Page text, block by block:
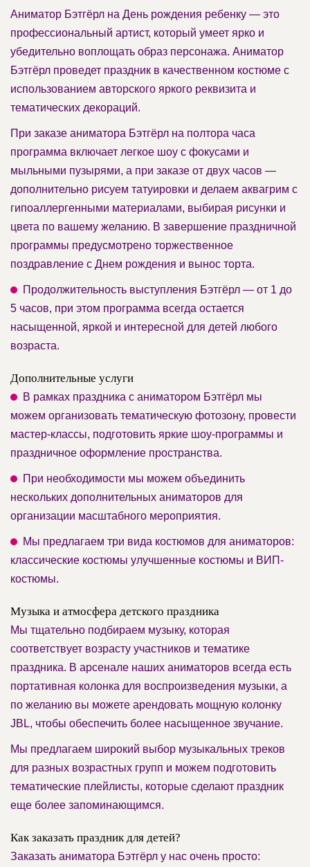
Аниматор Бэтгёрл на День рождения ребенку — это
профессиональный артист, который умеет ярко и
убедительно воплощать образ персонажа. Аниматор
Бэтгёрл проведет праздник в качественном костюме с
использованием авторского яркого реквизита и
тематических декораций.
При заказе аниматора Бэтгёрл на полтора часа
программа включает легкое шоу с фокусами и
мыльными пузырями, а при заказе от двух часов —
дополнительно рисуем татуировки и делаем аквагрим с
гипоаллергенными материалами, выбирая рисунки и
цвета по вашему желанию. В завершение праздничной
программы предусмотрено торжественное
поздравление с Днем рождения и вынос торта.
Продолжительность выступления Бэтгёрл — от 1 до
5 часов, при этом программа всегда остается
насыщенной, яркой и интересной для детей любого
возраста.
Дополнительные услуги
В рамках праздника с аниматором Бэтгёрл мы
можем организовать тематическую фотозону, провести
мастер-классы, подготовить яркие шоу-программы и
праздничное оформление пространства.
При необходимости мы можем объединить
нескольких дополнительных аниматоров для
организации масштабного мероприятия.
Мы предлагаем три вида костюмов для аниматоров:
классические костюмы улучшенные костюмы и ВИП-
костюмы.
Музыка и атмосфера детского праздника
Мы тщательно подбираем музыку, которая
соответствует возрасту участников и тематике
праздника. В арсенале наших аниматоров всегда есть
портативная колонка для воспроизведения музыки, а
по желанию вы можете арендовать мощную колонку
JBL, чтобы обеспечить более насыщенное звучание.
Мы предлагаем широкий выбор музыкальных треков
для разных возрастных групп и можем подготовить
тематические плейлисты, которые сделают праздник
еще более запоминающимся.
Как заказать праздник для детей?
Заказать аниматора Бэтгёрл у нас очень просто: